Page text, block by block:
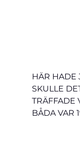
HÄR HADE
SKULLE
TRÄFFADE
BÅDA VAR